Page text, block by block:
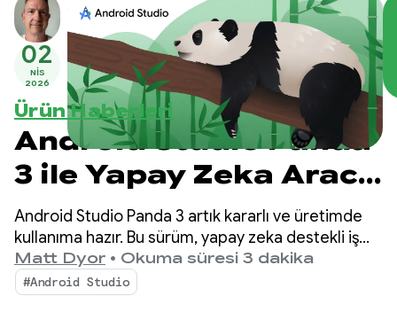
02
NIS
2026
Ürün Haberleri
Android Studio Panda
3 ile Yapay Zeka Aracı
Modu'nda rehberliği
ve kontrolü artırma
Android Studio Panda 3 artık kararlı ve üretimde
kullanıma hazır. Bu sürüm, yapay zeka destekli iş
akışlarınız üzerinde daha fazla kontrol ve
özelleştirme imkanı sunarak yüksek kaliteli
Android uygulamaları oluşturmayı her
Matt Dyor • Okuma süresi 3 dakika
#Android Studio